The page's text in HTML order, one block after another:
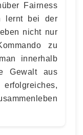
Fairness
lernt bei der
nicht nur
zu
innerhalb
Gewalt aus